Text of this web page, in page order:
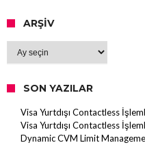
ARŞIV
Arşiv
SON YAZILAR
Visa Yurtdışı Contactless
Visa Yurtdışı Contactless
Dynamic CVM Limit